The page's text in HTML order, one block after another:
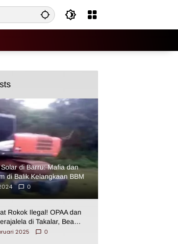
Solar di Barru: Mafia dan
di Balik Kelangkaan BBM
0
Rokok Ilegal! OPAA dan
di Takalar, Bea
Impoten
2025 0